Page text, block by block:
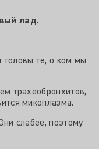
лад.
головы те, о ком мы
трахеобронхитов,
микоплазма.
слабее, поэтому